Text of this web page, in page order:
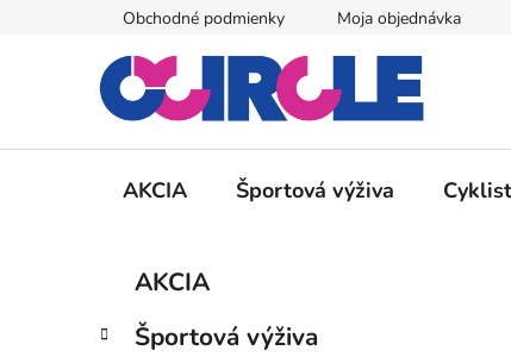
Obchodné podmienky Moja objednávka
AKCIA Športová výživa
č
Preskočiť
kategórie
e
AKCIA
Športová výživa